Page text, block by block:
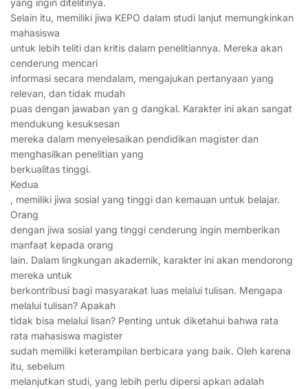
yang ingin ditelitinya.
Selain itu, memiliki jiwa KEPO dalam studi lanjut memungkinkan
mahasiswa
untuk lebih teliti dan kritis dalam penelitiannya. Mereka akan
cenderung mencari
informasi secara mendalam, mengajukan pertanyaan yang
relevan, dan tidak mudah
puas dengan jawaban yan g dangkal. Karakter ini akan sangat
mendukung kesuksesan
mereka dalam menyelesaikan pendidikan magister dan
menghasilkan penelitian yang
berkualitas tinggi.
Kedua
, memiliki jiwa sosial yang tinggi dan kemauan untuk belajar.
Orang
dengan jiwa sosial yang tinggi cenderung ingin memberikan
manfaat kepada orang
lain. Dalam lingkungan akademik, karakter ini akan mendorong
mereka untuk
berkontribusi bagi masyarakat luas melalui tulisan. Mengapa
melalui tulisan? Apakah
tidak bisa melalui lisan? Penting untuk diketahui bahwa rata
rata mahasiswa magister
sudah memiliki keterampilan berbicara yang baik. Oleh karena
itu, sebelum
melanjutkan studi, yang lebih perlu dipersi apkan adalah